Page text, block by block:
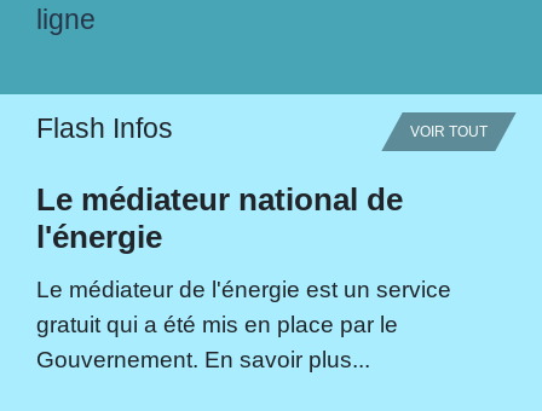
ligne
Flash Infos VOIR TOUT
Le médiateur national de
l'énergie
Le médiateur de l'énergie est un service
gratuit qui a été mis en place par le
Gouvernement. En savoir plus...